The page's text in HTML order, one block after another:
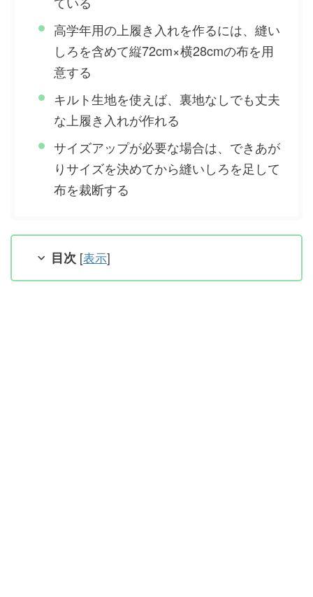
高学年用の上履き入れを作るには、縫い
しろを含めて縦72cm×横28cmの布を用
意する
キルト生地を使えば、裏地なしでも丈夫
な上履き入れが作れる
サイズアップが必要な場合は、できあが
りサイズを決めてから縫いしろを足して
布を裁断する
目次 [表示]